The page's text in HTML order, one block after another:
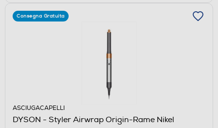
Consegna Gratuita
ASCIUGACAPELLI
DYSON - Styler Airwrap Origin-Rame Nikel